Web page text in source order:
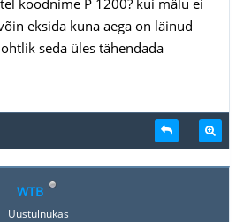
eksida kuna aega on läinud
seda üles tähendada
WTB
Uustulnukas